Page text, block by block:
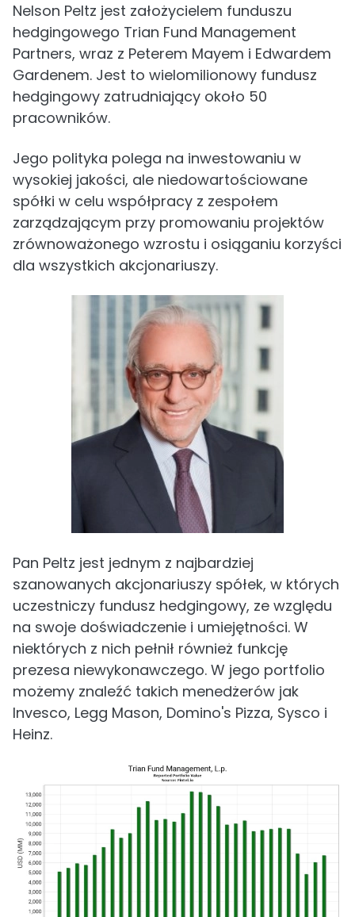
Nelson Peltz jest założycielem funduszu
hedgingowego Trian Fund Management
Partners, wraz z Peterem Mayem i Edwardem
Gardenem. Jest to wielomilionowy fundusz
hedgingowy zatrudniający około 50
pracowników.
Jego polityka polega na inwestowaniu w
wysokiej jakości, ale niedowartościowane
spółki w celu współpracy z zespołem
zarządzającym przy promowaniu projektów
zrównoważonego wzrostu i osiąganiu korzyści
dla wszystkich akcjonariuszy.
Pan Peltz jest jednym z najbardziej
szanowanych akcjonariuszy spółek, w których
uczestniczy fundusz hedgingowy, ze względu
na swoje doświadczenie i umiejętności. W
niektórych z nich pełnił również funkcję
prezesa niewykonawczego. W jego portfolio
możemy znaleźć takich menedżerów jak
Invesco, Legg Mason, Domino's Pizza, Sysco i
Heinz.